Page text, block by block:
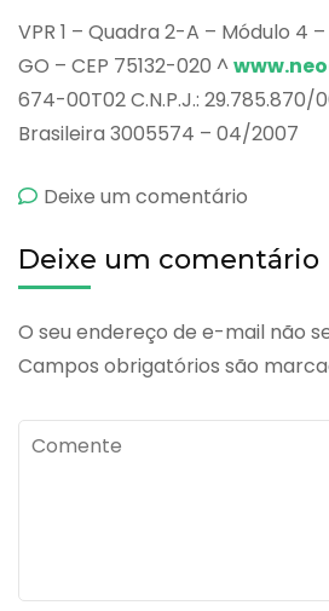
VPR 1 – Quadra 2-A – Módulo 4
GO – CEP 75132-020 ^
674-00T02 C.N.P.J.: 29.785.870/
Brasileira 3005574 – 04/2007
Deixe um comentário
Deixe um comentário
O seu endereço de e-mail não
Campos obrigatórios são
Comente